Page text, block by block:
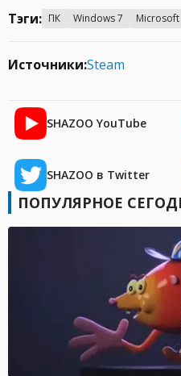
Тэги: ПК Windows 7 Microsoft
Источники:Steam
SHAZOO YouTube
SHAZOO в Twitter
ПОПУЛЯРНОЕ